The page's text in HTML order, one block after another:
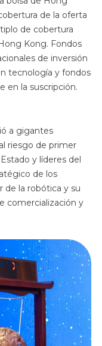
de la oferta
de cobertura
Kong. Fondos
de inversión
tecnología y fondos
en la suscripción.
a gigantes
riesgo de primer
y líderes del
de los
de la robótica y su
comercialización y